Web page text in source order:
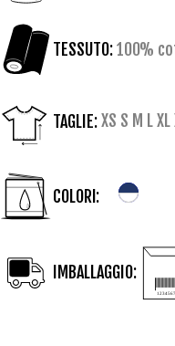
TESSUTO:100%
TAGLIE:XS S M L XL
COLORI:
IMBALLAGGIO: